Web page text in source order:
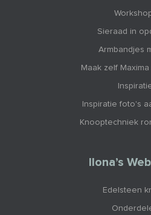
Sieraad in
Armbandjes
Maak zelf
Inspiratie foto's
Knooptechniek
Ilona’s
Edelsteen